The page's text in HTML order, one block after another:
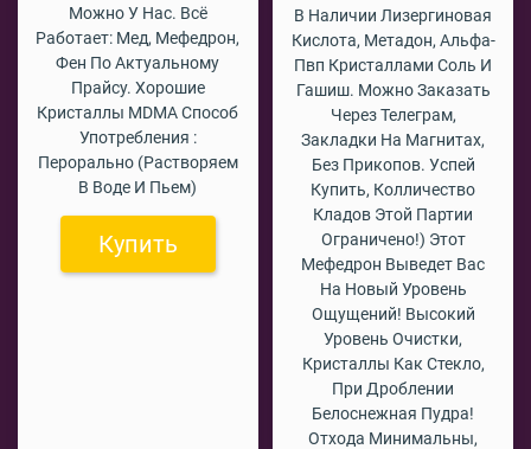
Можно У Нас. Всё
Работает: Мед, Мефедрон,
Фен По Актуальному
Прайсу. Хорошие
Кристаллы MDMA Способ
Употребления :
Перорально (растворяем
В Воде И Пьем)
Купить
В Наличии Лизергиновая
Кислота, Метадон, Альфа-
Пвп Кристаллами Соль И
Гашиш. Можно Заказать
Через Телеграм,
Закладки На Магнитах,
Без Прикопов. Успей
Купить, Колличество
Кладов Этой Партии
Ограничено!) Этот
Мефедрон Выведет Вас
На Новый Уровень
Ощущений! Высокий
Уровень Очистки,
Кристаллы Как Стекло,
При Дроблении
Белоснежная Пудра!
Отхода Минимальны,